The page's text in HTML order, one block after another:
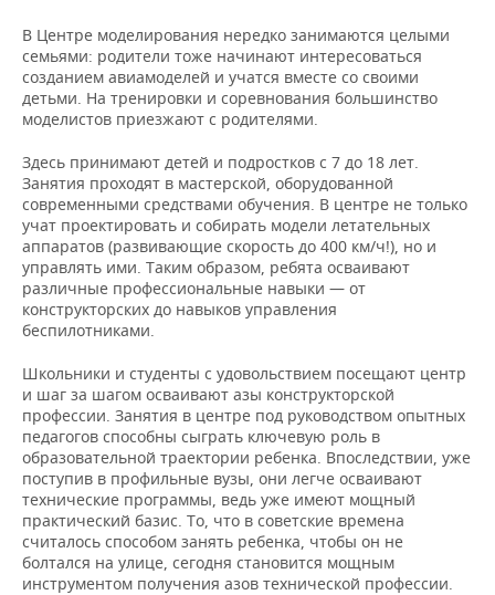
В Центре моделирования нередко занимаются целыми
семьями: родители тоже начинают интересоваться
созданием авиамоделей и учатся вместе со своими
детьми. На тренировки и соревнования большинство
моделистов приезжают с родителями.
Здесь принимают детей и подростков с 7 до 18 лет.
Занятия проходят в мастерской, оборудованной
современными средствами обучения. В центре не только
учат проектировать и собирать модели летательных
аппаратов (развивающие скорость до 400 км/ч!), но и
управлять ими. Таким образом, ребята осваивают
различные профессиональные навыки — от
конструкторских до навыков управления
беспилотниками.
Школьники и студенты с удовольствием посещают центр
и шаг за шагом осваивают азы конструкторской
профессии. Занятия в центре под руководством опытных
педагогов способны сыграть ключевую роль в
образовательной траектории ребенка. Впоследствии, уже
поступив в профильные вузы, они легче осваивают
технические программы, ведь уже имеют мощный
практический базис. То, что в советские времена
считалось способом занять ребенка, чтобы он не
болтался на улице, сегодня становится мощным
инструментом получения азов технической профессии.